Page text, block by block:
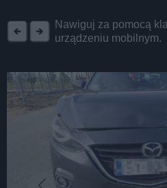
Nawiguj za pomocą
urządzeniu mobilnym.